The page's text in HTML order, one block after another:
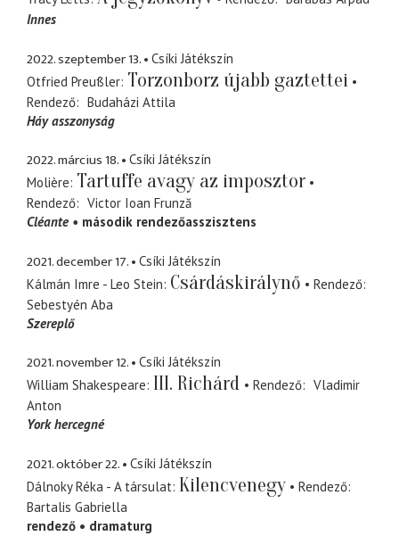
Innes
2022. szeptember 13.
Csíki Játékszín
Otfried Preußler Torzonborz újabb gaztettei
Rendező
Budaházi Attila
Háy asszonyság
2022. március 18.
Csíki Játékszín
Molière Tartuffe avagy az imposztor
Rendező
Victor Ioan Frunză
Cléante
második rendezőasszisztens
2021. december 17.
Csíki Játékszín
Kálmán Imre - Leo Stein Csárdáskirálynő
Rendező
Sebestyén Aba
Szereplő
2021. november 12.
Csíki Játékszín
William Shakespeare III. Richárd Rendező
Vladimir
Anton
York hercegné
2021. október 22.
Csíki Játékszín
Dálnoky Réka - A társulat Kilencvenegy
Rendező
Bartalis Gabriella
rendező
dramaturg